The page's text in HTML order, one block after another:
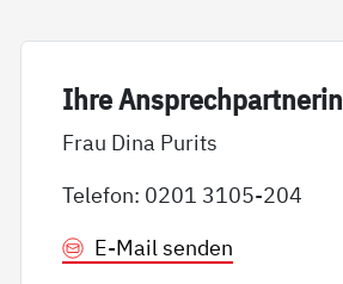
Ih­re An­sp­rech­part­ne­rin
Frau Dina Purits
Telefon: 0201 3105-204
E-Mail senden